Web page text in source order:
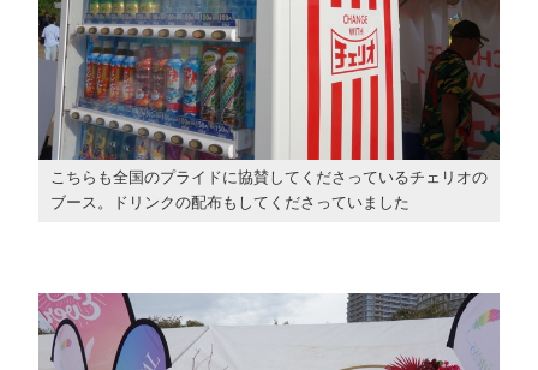
こちらも全国のプライドに協賛してくださっているチェリオの
ブース。ドリンクの配布もしてくださっていました